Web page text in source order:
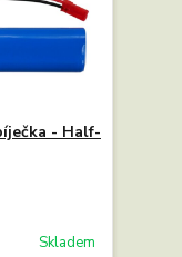
- Half-
Skladem